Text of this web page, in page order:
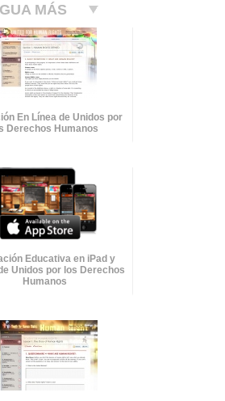
MÁS
En Línea de Unidos por
Derechos Humanos
Educativa en iPad y
Unidos por los Derechos
Humanos